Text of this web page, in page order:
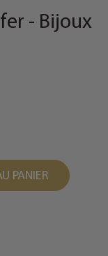
- Bijoux
PANIER